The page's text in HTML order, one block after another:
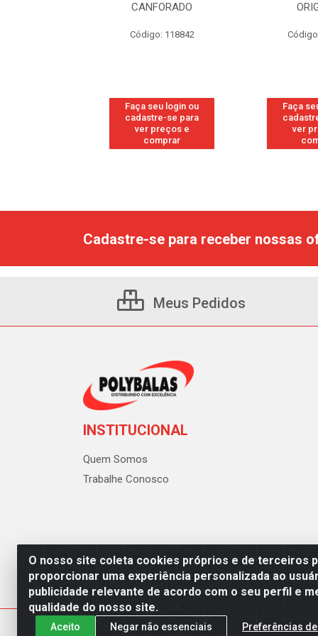
CANFORADO
Código: 118842
Faça seu login ou
cadastre-se para
ver preços e
comprar
Faça
ver
O nosso site coleta cookies próprios e de terceiros
proporcionar uma experiência personalizada ao
publicidade relevante de acordo com o seu perfil e
qualidade do nosso site.
Aceito Negar não essenciais Preferências
Cadastre-se para receber nossas
Meus Pedidos
INSTITUCIONAL
Quem Somos
Trabalhe Conosco
Polybalas - Rua João Miguel